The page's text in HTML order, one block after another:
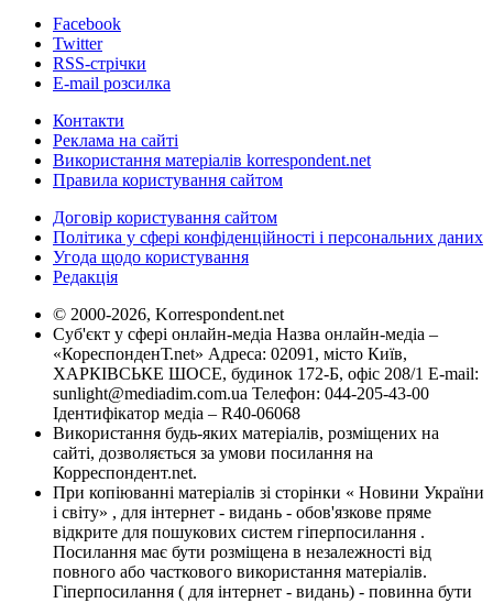
Facebook
Twitter
RSS-стрічки
E-mail розсилка
Контакти
Реклама на сайті
Використання матеріалів korrespondent.net
Правила користування сайтом
Договір користування сайтом
Політика у сфері конфіденційності і персональних даних
Угода щодо користування
Редакція
© 2000-2026, Korrespondent.net
Суб'єкт у сфері онлайн-медіа Назва онлайн-медіа –
«КореспонденТ.net» Адреса: 02091, місто Київ,
ХАРКІВСЬКЕ ШОСЕ, будинок 172-Б, офіс 208/1 E-mail:
sunlight@mediadim.com.ua Телефон: 044-205-43-00
Ідентифікатор медіа – R40-06068
Використання будь-яких матеріалів, розміщених на
сайті, дозволяється за умови посилання на
Корреспондент.net.
При копіюванні матеріалів зі сторінки « Новини України
і світу» , для інтернет - видань - обов'язкове пряме
відкрите для пошукових систем гіперпосилання .
Посилання має бути розміщена в незалежності від
повного або часткового використання матеріалів.
Гіперпосилання ( для інтернет - видань) - повинна бути